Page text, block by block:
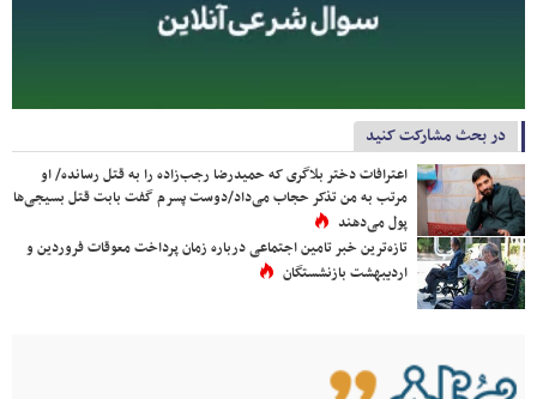
در بحث مشارکت کنید
اعترافات دختر بلاگری که حمیدرضا رجب‌زاده را به قتل رسانده/ او
مرتب به من تذکر حجاب می‌داد/دوست پسرم گفت بابت قتل بسیجی‌ها
پول می‌دهند
تازه‌ترین خبر تامین اجتماعی درباره زمان پرداخت معوقات فروردین و
اردیبهشت بازنشستگان